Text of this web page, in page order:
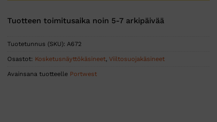
Tuotteen toimitusaika noin 5-7 arkipäivää
Tuotetunnus (SKU): A672
Osastot: Kosketusnäyttökäsineet, Viiltosuojakäsineet
Avainsana tuotteelle Portwest